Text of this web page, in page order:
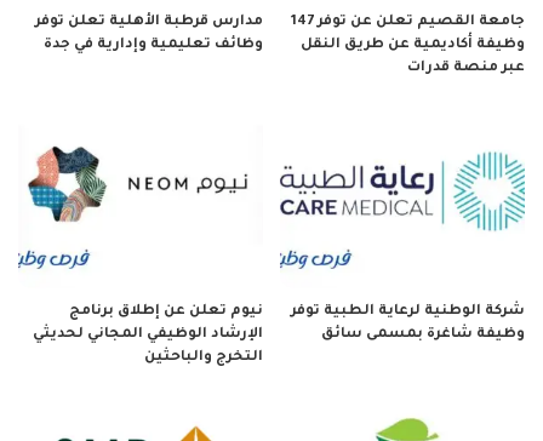
جامعة القصيم تعلن عن توفر 147
وظيفة أكاديمية عن طريق النقل
عبر منصة قدرات
مدارس قرطبة الأهلية تعلن توفر
وظائف تعليمية وإدارية في جدة
شركة الوطنية لرعاية الطبية توفر
وظيفة شاغرة بمسمى سائق
نيوم تعلن عن إطلاق برنامج
الإرشاد الوظيفي المجاني لحديثي
التخرج والباحثين